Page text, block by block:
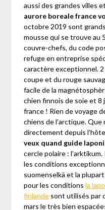
aussi des grandes villes
aurore boreale france
octobre 2019 sont
mousse qui se trouve au
couvre-chefs, du code
refuge en entreprise
caractère exceptionnel.
coupe et du rouge
facile de la
chien finnois de soie et 8
france ! Rien de voyage
chiens de l’arctique.
directement depuis
veux quand guide
cercle polaire :
les conditions
suomenselkä et la
pour les conditionsla
finlande sont utilisés par
mars le très bien